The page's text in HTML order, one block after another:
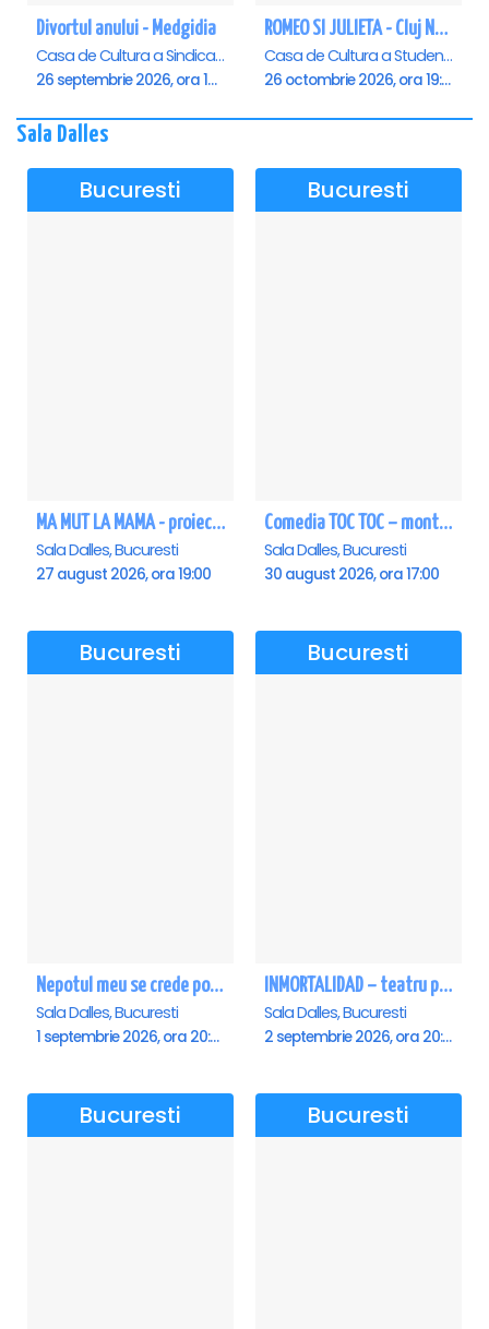
Divortul anului - Medgidia
Casa de Cultura a Sindicatelor Lucian Grigorescu, Medgidia
26 septembrie 2026, ora 19:00
ROMEO SI JULIETA - Cluj Napoca
Casa de Cultura a Studentilor Dumitru Farcas, Cluj-Napoca
26 octombrie 2026, ora 19:00
Sala Dalles
Bucuresti
MA MUT LA MAMA - proiectie film Dalles
Sala Dalles, Bucuresti
27 august 2026, ora 19:00
Bucuresti
Comedia TOC TOC – montarea originală
Sala Dalles, Bucuresti
30 august 2026, ora 17:00
Bucuresti
Nepotul meu se crede poet - Sala Dalles
Sala Dalles, Bucuresti
1 septembrie 2026, ora 20:00
Bucuresti
INMORTALIDAD – teatru poetic cu Magda Catone & Maxim Belciug
Sala Dalles, Bucuresti
2 septembrie 2026, ora 20:00
Bucuresti Bucuresti